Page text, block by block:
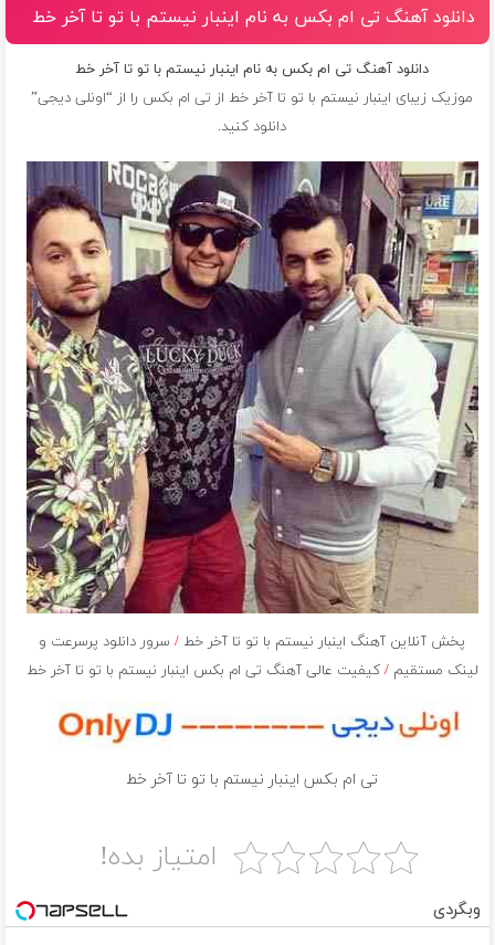
دانلود آهنگ تی ام بکس به نام اینبار نیستم با تو تا آخر خط
دانلود آهنگ تی ام بکس به نام اینبار نیستم با تو تا آخر خط
موزیک زیبای اینبار نیستم با تو تا آخر خط از تی ام بکس را از “اونلی دیجی”
دانلود کنید.
پخش آنلاین آهنگ اینبار نیستم با تو تا آخر خط /سرور دانلود پرسرعت و
لینک مستقیم/ کیفیت عالی آهنگ تی ام بکس اینبار نیستم با تو تا آخر خط
تی ام بکس اینبار نیستم با تو تا آخر خط
امتیاز بده!
وبگردی